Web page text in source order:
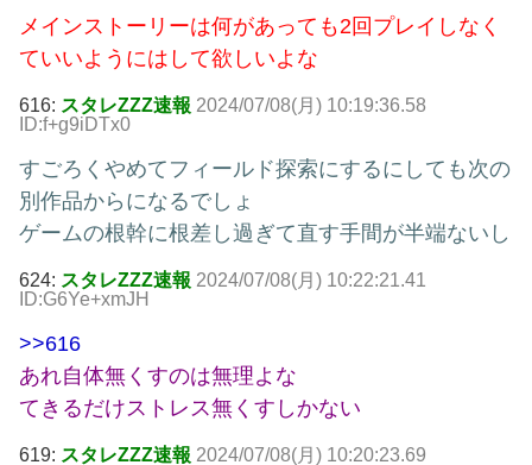
メインストーリーは何があっても2回プレイしなく
ていいようにはして欲しいよな
616: スタレZZZ速報 2024/07/08(月) 10:19:36.58
ID:f+g9iDTx0
すごろくやめてフィールド探索にするにしても次の
別作品からになるでしょ
ゲームの根幹に根差し過ぎて直す手間が半端ないし
624: スタレZZZ速報 2024/07/08(月) 10:22:21.41
ID:G6Ye+xmJH
>>616
あれ自体無くすのは無理よな
てきるだけストレス無くすしかない
619: スタレZZZ速報 2024/07/08(月) 10:20:23.69